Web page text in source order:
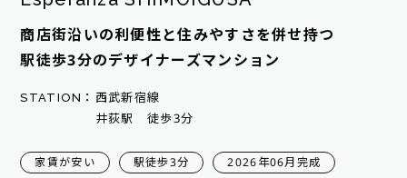
商店街沿いの利便性と住みやすさを併せ持つ
駅徒歩3分のデザイナーズマンション
STATION： 西武新宿線
井荻駅 徒歩3分
家賃が安い 駅徒歩3分 2026年06月完成